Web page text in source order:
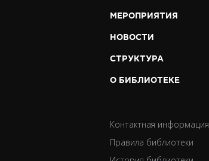
МЕРОПРИЯТИЯ
НОВОСТИ
СТРУКТУРА
О БИБЛИОТЕКЕ
Контактная информация
Правила библиотеки